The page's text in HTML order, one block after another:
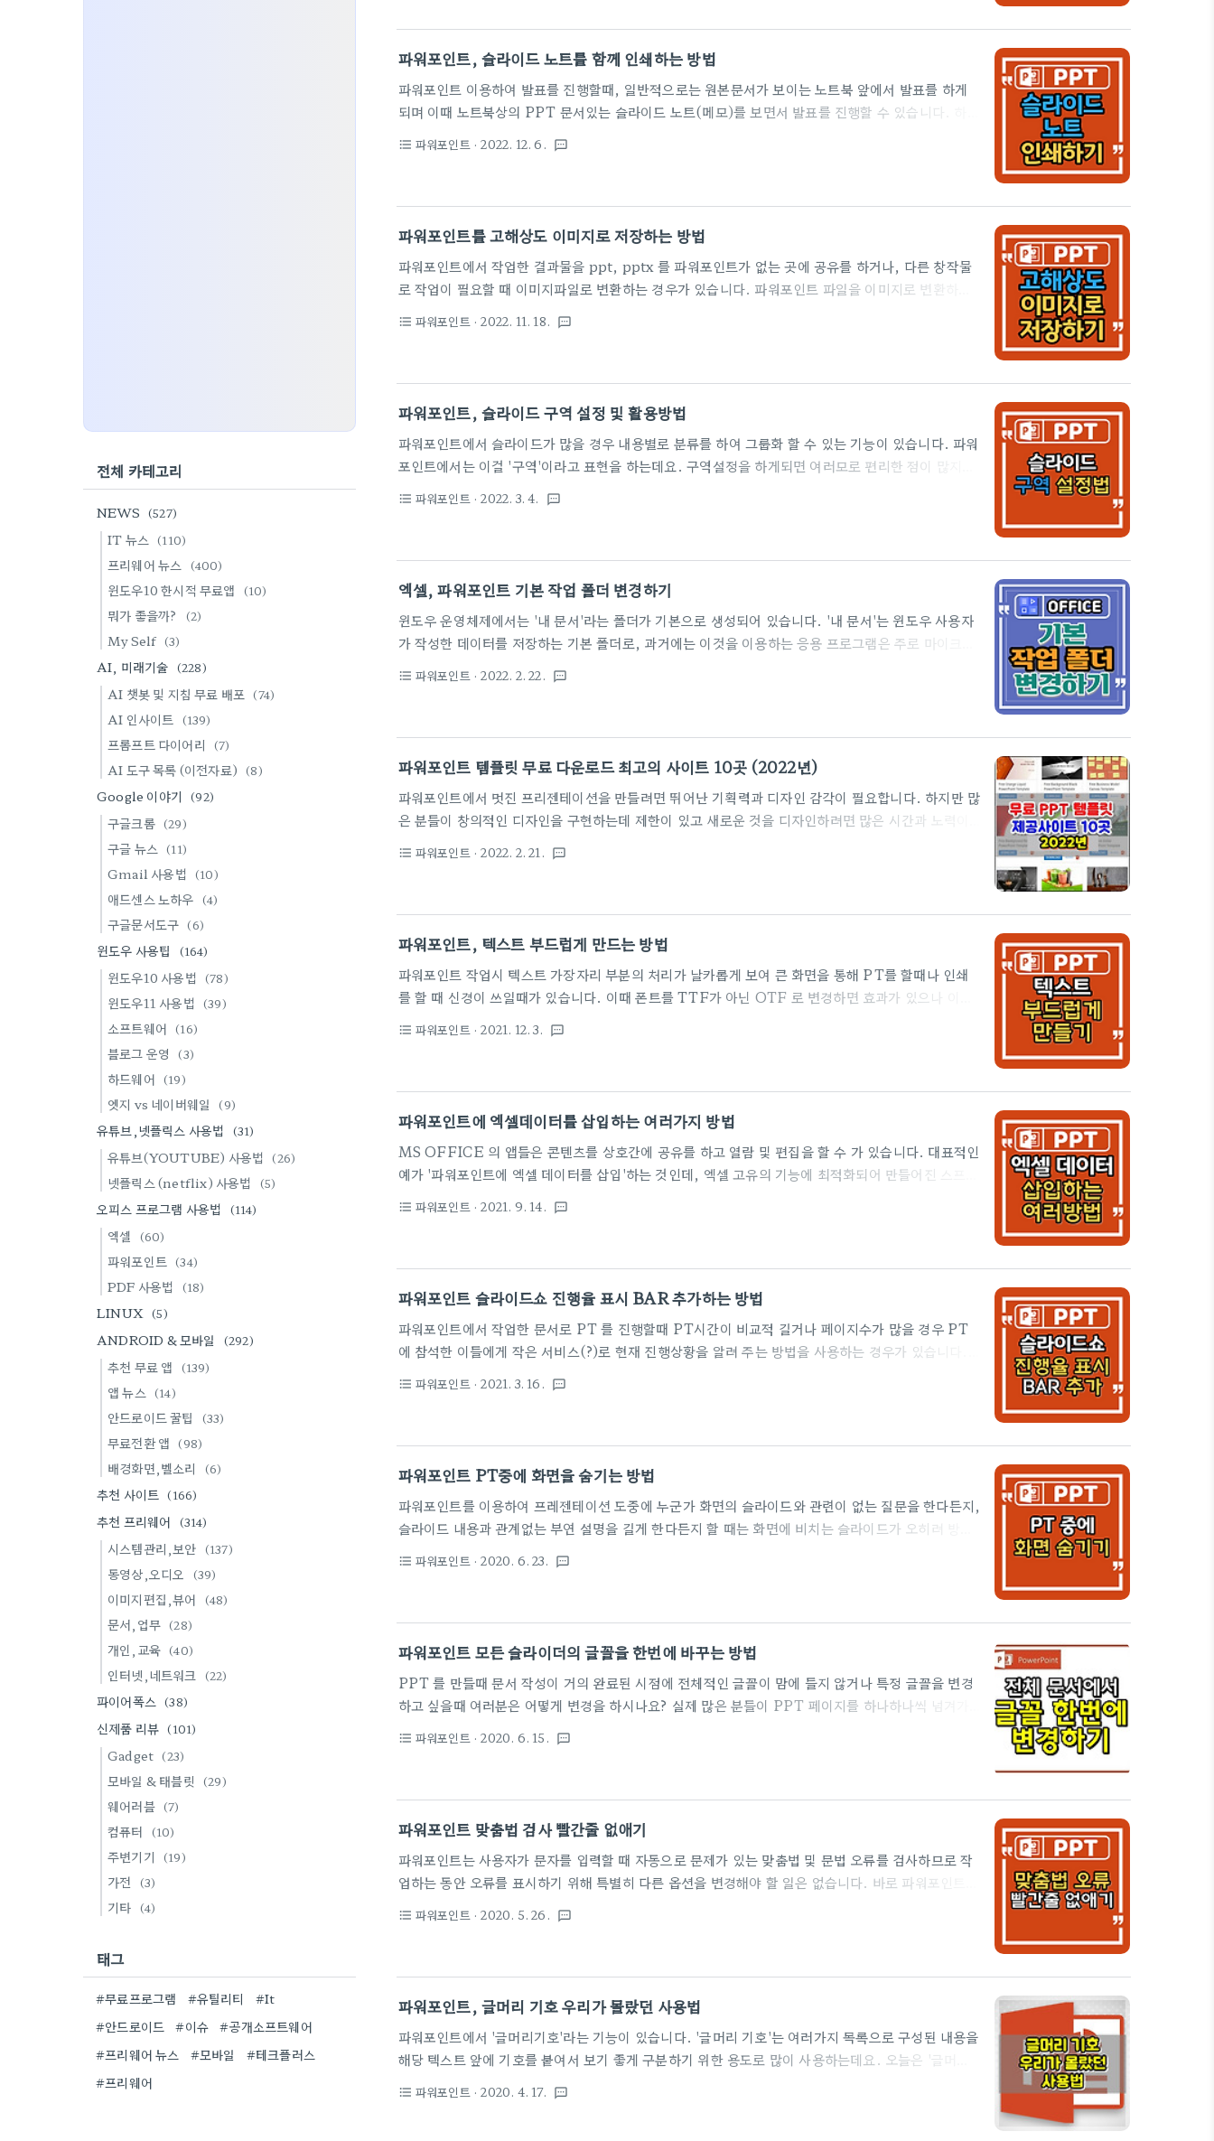
를 식별하고 논리적이고 따라하기 쉬운 방식으로 구성합니다. 이렇게 하면 슬라이드를 더 쉽게 만들 수
있으므로 나중에 시간을 절약할 수 있습니다. 이는 처음에 시간이 다소 걸리더라도 반복되는 연습으로
숙달이 되어야합니다...
파워포인트, 슬라이드 노트를 함께 인쇄하는 방법
파워포인트 이용하여 발표를 진행할때, 일반적으로는 원본문서가 보이는 노트북 앞에서 발표를 하게
되며 이때 노트북상의 PPT 문서있는 슬라이드 노트(메모)를 보면서 발표를 진행할 수 있습니다. 하지
는데 슬라이드 노트(메모)내용을 완벽하게 숙지하지 않으면 프레젠테이션을 망칠수가 있습니다. 파워
바랍니다. 오늘은 파워포인트 문서 인쇄시 슬라이드 노트를 포함하여 출력하는 방법을 소개합니다. ■
슬라이드 노트 추가 하기 1. 슬라이드노트는 그림과 같이 두가지 방법으로 작성이 가능합니다. ▼ a.
리본메뉴 - '보기 - 슬라..
format_list_bulleted 파워포인트 · 2022. 12. 6. textsms
파워포인트를 고해상도 이미지로 저장하는 방법
파워포인트에서 작업한 결과물을 ppt, pptx 를 파워포인트가 없는 곳에 공유를 하거나, 다른 창작물
로 작업이 필요할 때 이미지파일로 변환하는 경우가 있습니다. 파워포인트 파일을 이미지로 변환하는
게 이미지로 저장을 하게되면 파워포인트는 기본적으로 96pdi 의 저해상도로 변환이 되는데요. 고해
도 이미지로 변환하는 방법을 소개합니다. ■ 따라하기 1. 윈도우 검색창에서 'regedit'를 입력한 후
'레지스트리 편집기'를 실행합니다.▼ 2. 그림과 같은 경로로 이동을 하는데.. 아래 소개하는 파워포인
트 버전별로 ..
format_list_bulleted 파워포인트 · 2022. 11. 18. textsms
파워포인트, 슬라이드 구역 설정 및 활용방법
파워포인트에서 슬라이드가 많을 경우 내용별로 분류를 하여 그룹화 할 수 있는 기능이 있습니다. 파워
포인트에서는 이걸 '구역'이라고 표현을 하는데요. 구역설정을 하게되면 여러모로 편리한 점이 많지만
법을 소개합니다. ■ 구역 추가 1. 방법1) 그룹화할 (구역을 설정할) 첫 슬라이드를 선택한 후 '홈 - 구
가를 선택합니다. ▼ 2. 슬라이드 구역이 설정되면 해당 구역의 다른 곳은 기본구역으로 자동설정됩니
다. 구역 이름 바꾸기 창에서 구역이름을 지정합니다. ▼ ■ 구역 설정 변경 및 활용 1. 구역 이름에서
format_list_bulleted 파워포인트 · 2022. 3. 4. textsms
엑셀, 파워포인트 기본 작업 폴더 변경하기
윈도우 운영체제에서는 '내 문서'라는 폴더가 기본으로 생성되어 있습니다. '내 문서'는 윈도우 사용자
가 작성한 데이터를 저장하는 기본 폴더로, 과거에는 이것을 이용하는 응용 프로그램은 주로 마이크로
하고 있습니다. 이 얘기는 '내 문서'폴더에 이런저런 다양한 종류의 파일들이 많이 축적이 된다는 얘기
으로 OS가 설치된 C드라이브에 생성되므로 속도향상을 위해 하드디스크보다 비교적 용량이 적은
SSD를 주드라이브로 채택하는 요즘에는 디스크 공간 부족현상이 자주 발생, 속도 저하 우려 -. C드라
이브에 생성되므로 포..
format_list_bulleted 파워포인트 · 2022. 2. 22. textsms
파워포인트 템플릿 무료 다운로드 최고의 사이트 10곳 (2022년)
파워포인트에서 멋진 프리젠테이션을 만들려면 뛰어난 기획력과 디자인 감각이 필요합니다. 하지만 많
은 분들이 창의적인 디자인을 구현하는데 제한이 있고 새로운 것을 디자인하려면 많은 시간과 노력이
그래픽 프로그램이나 다양한 응용프로그램으로 무엇인가를 만들 때 안내 역할을 하는 데 사용되는 이
PowerPoint 템플릿을 찾을 수 있고 여기서 원하는 것을 다운로드하여 PowerPoint에서 열고 원하
는대로 편집 할 수 있습니다. '어떤오후의 프리웨어'에서는 이미 몇차례에 걸쳐 '무료 PowerPoint 템
플릿'을 제공하는..
format_list_bulleted 파워포인트 · 2022. 2. 21. textsms
파워포인트, 텍스트 부드럽게 만드는 방법
파워포인트 작업시 텍스트 가장자리 부분의 처리가 날카롭게 보여 큰 화면을 통해 PT를 할때나 인쇄
를 할 때 신경이 쓰일때가 있습니다. 이때 폰트를 TTF가 아닌 OTF 로 변경하면 효과가 있으나 이마
(Anti-Aliasing)라는 용어를 아실겁니다. 말그대로 Anti-Aliasing (계단현상)을 방지한다는 의미
포인트 메뉴에는 안티앨리어싱(Anti-Aliasing)기능은 없습니다. 대신 간단한 조작으로 안티앨리어
싱(Anti-Aliasing)효과를 낼 수 있는 방법(편법?)이 있는데요. 모니터상에서 차이가 나타날지 모
르..
format_list_bulleted 파워포인트 · 2021. 12. 3. textsms
파워포인트에 엑셀데이터를 삽입하는 여러가지 방법
MS OFFICE 의 앱들은 콘텐츠를 상호간에 공유를 하고 열람 및 편집을 할 수 가 있습니다. 대표적인
예가 '파워포인트에 엑셀 데이터를 삽입'하는 것인데, 엑셀 고유의 기능에 최적화되어 만들어진 스프레
트에 엑셀을 삽입하는 방법은 여러가지가 있는데, 오늘은 파워포인트에 엑셀 데이터를 삽입하는 방법
체'를 선택합니다. ▼ 2. 개체삽입창에서 '파일로부터 만들기'에 체크한 후 '찾아보기' 버튼을 클릭합니
다. ▼ 3. 개체삽입할 파일선택시 '연결'에 체크를 하게되면 그림과 같이 파워포인트에 추가된 엑셀 데
이터를 더..
format_list_bulleted 파워포인트 · 2021. 9. 14. textsms
파워포인트 슬라이드쇼 진행율 표시 BAR 추가하는 방법
파워포인트에서 작업한 문서로 PT 를 진행할때 PT시간이 비교적 길거나 페이지수가 많을 경우 PT
에 참석한 이들에게 작은 서비스(?)로 현재 진행상황을 알려 주는 방법을 사용하는 경우가 있습니다.
더 시각적인 방법으로 문서 하단에 진행율 상태 바를 추가하는 방법을 소개합니다. 진행률 표시 줄은
PowerPoint에서 진행률 표시 줄을 만드는 방법은 매크로를 이용하는 방법이 있습니다. 오늘은 파워
포인트 문서 하단에 진행율을 표시 BAR를 추가하는 방법을 소개합니다. 따라하기 1. 작업할 문서을
불러온 후, '보기..
format_list_bulleted 파워포인트 · 2021. 3. 16. textsms
파워포인트 PT중에 화면을 숨기는 방법
파워포인트를 이용하여 프레젠테이션 도중에 누군가 화면의 슬라이드와 관련이 없는 질문을 한다든지,
슬라이드 내용과 관계없는 부연 설명을 길게 한다든지 할 때는 화면에 비치는 슬라이드가 오히려 방해
하얗게 할 수가 있습니다. 바로 W 와 B 를 이용하는 것인데요. * 반드시 한/영 전환을 '영문모드'로
이 WHITE 모드로 전환됩니다. 2. B 를 누르면 화면이 BLACK 모드로 전환됩니다.
format_list_bulleted 파워포인트 · 2020. 6. 23. textsms
파워포인트 모든 슬라이더의 글꼴을 한번에 바꾸는 방법
PPT 를 만들때 문서 작성이 거의 완료된 시점에 전체적인 글꼴이 맘에 들지 않거나 특정 글꼴을 변경
하고 싶을때 여러분은 어떻게 변경을 하시나요? 실제 많은 분들이 PPT 페이지를 하나하나씩 넘겨가
체의 글꼴을 한번에 바꿀 수가 있습니다. 이번에는 파워포인트 전체 문서에서 글꼴을 한번에 쉽게 변경
'맑은고딕'등 여러가지 글꼴이 포함되어 있는데요. 예제에서는 모든 글꼴들을 'HY 궁서B'로 변경하도
록 하겠습니다. 먼저 리본메뉴 '홈-바꾸기-글꼴 바꾸기'를 선택합니다. ▼ 2. '글꼴 바꾸기'팝업창이 뜨
면 '현..
format_list_bulleted 파워포인트 · 2020. 6. 15. textsms
파워포인트 맞춤법 검사 빨간줄 없애기
파워포인트는 사용자가 문자를 입력할 때 자동으로 문제가 있는 맞춤법 및 문법 오류를 검사하므로 작
업하는 동안 오류를 표시하기 위해 특별히 다른 옵션을 변경해야 할 일은 없습니다. 바로 파워포인트의
Word, PowerPoint 2013 이상에서만 사용할 수 있는데, Office에서는 잠재적 맞춤법 오류는 빨간
필요한 맞춤법 또는 문법 오류가 표시되면 사용자가 좀 더 쉽게 오류 수정을 할 수 있게 되죠. 하지만
작업중에 표시되는 빨간 물결선이 보기에도 거슬리고 이 때문에 오히려 맞춤법 자동 검사가 불편하다
생각하..
format_list_bulleted 파워포인트 · 2020. 5. 26. textsms
파워포인트, 글머리 기호 우리가 몰랐던 사용법
파워포인트에서 '글머리기호'라는 기능이 있습니다. '글머리 기호'는 여러가지 목록으로 구성된 내용을
해당 텍스트 앞에 기호를 붙여서 보기 좋게 구분하기 위한 용도로 많이 사용하는데요. 오늘은 '글머리
나 그림을 추가하는 방법을 소개합니다. ■ 기본 사용법 1. 먼저 '글머리 기호'를 추가할 텍스트 상자를
format_list_bulleted 파워포인트 · 2020. 4. 17. textsms
전체 카테고리
NEWS (527)
IT 뉴스 (110)
프리웨어 뉴스 (400)
윈도우10 한시적 무료앱 (10)
뭐가 좋을까? (2)
My Self (3)
AI, 미래기술 (228)
AI 챗봇 및 지침 무료 배포 (74)
AI 인사이트 (139)
프롬프트 다이어리 (7)
AI 도구 목록 (이전자료) (8)
Google 이야기 (92)
구글크롬 (29)
구글 뉴스 (11)
Gmail 사용법 (10)
애드센스 노하우 (4)
구글문서도구 (6)
윈도우 사용팁 (164)
윈도우10 사용법 (78)
윈도우11 사용법 (39)
소프트웨어 (16)
블로그 운영 (3)
하드웨어 (19)
엣지 vs 네이버웨일 (9)
유튜브,넷플릭스 사용법 (31)
유튜브(YOUTUBE) 사용법 (26)
넷플릭스 (netflix) 사용법 (5)
오피스 프로그램 사용법 (114)
엑셀 (60)
파워포인트 (34)
PDF 사용법 (18)
LINUX (5)
ANDROID & 모바일 (292)
추천 무료 앱 (139)
앱 뉴스 (14)
안드로이드 꿀팁 (33)
무료전환 앱 (98)
배경화면,벨소리 (6)
추천 사이트 (166)
추천 프리웨어 (314)
시스템관리,보안 (137)
동영상,오디오 (39)
이미지편집,뷰어 (48)
문서,업무 (28)
개인,교육 (40)
인터넷,네트워크 (22)
파이어폭스 (38)
신제품 리뷰 (101)
Gadget (23)
모바일 & 태블릿 (29)
웨어러블 (7)
컴퓨터 (10)
주변기기 (19)
가전 (3)
기타 (4)
태그
#무료프로그램 #유틸리티
#It
#안드로이드
#이슈
#공개소프트웨어
#프리웨어 뉴스
#모바일
#테크플러스
#프리웨어